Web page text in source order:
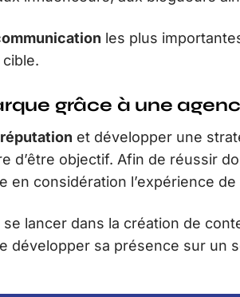
les plus
grâce à une
et développer une
d’être objectif. Afin de réussir
en considération l’expérience
lancer dans la création de
développer sa présence sur un